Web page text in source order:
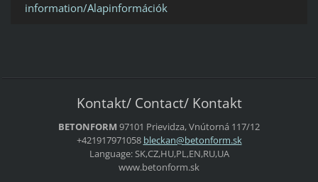
information/Alapinformációk
Kontakt/ Contact/ Kontakt
BETONFORM 97101 Prievidza, Vnútorná 117/12
+421917971058 bleckan@betonform.sk
Language: SK,CZ,HU,PL,EN,RU,UA
www.betonform.sk